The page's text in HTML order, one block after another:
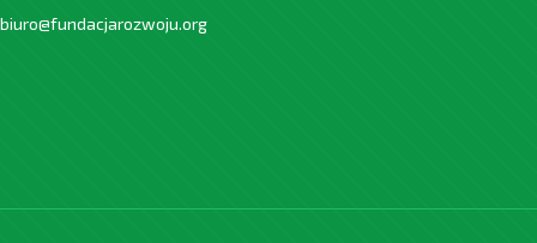
biuro@fundacjarozwoju.org